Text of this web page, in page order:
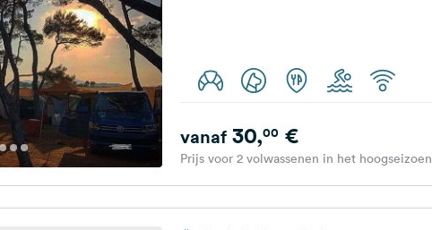
vanaf30,00€
Prijs voor 2 volwassenen in het hoogseizoen